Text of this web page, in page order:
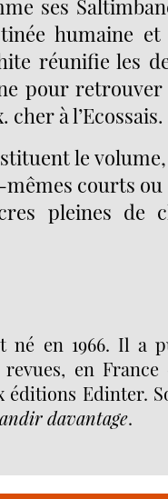
ses
humaine et
réunifie les
pour
cher à l’Ecossais.
le
courts
pleines de
né en 1966. Il a
en France
éditions Edinter.
davantage.